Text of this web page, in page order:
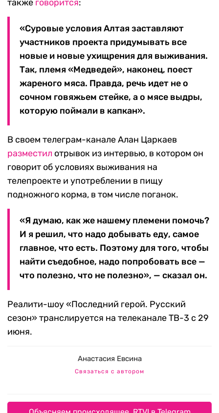
также говорится:
«Суровые условия Алтая заставляют
участников проекта придумывать все
новые и новые ухищрения для выживания.
Так, племя «Медведей», наконец, поест
жареного мяса. Правда, речь идет не о
сочном говяжьем стейке, а о мясе выдры,
которую поймали в капкан».
В своем телеграм-канале Алан Царкаев
разместил отрывок из интервью, в котором он
говорит об условиях выживания на
телепроекте и употреблении в пищу
подножного корма, в том числе поганок.
«Я думаю, как же нашему племени помочь?
И я решил, что надо добывать еду, самое
главное, что есть. Поэтому для того, чтобы
найти съедобное, надо попробовать все —
что полезно, что не полезно», — сказал он.
Реалити-шоу «Последний герой. Русский
сезон» транслируется на телеканале ТВ-3 с 29
июня.
Анастасия Евсина
Связаться с автором